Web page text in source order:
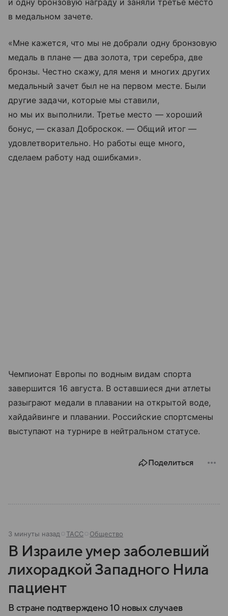
и одну бронзовую награду и заняли третье место
в медальном зачете.
«Мне кажется, что мы не добрали одну бронзовую
медаль в плане — два золота, три серебра, две
бронзы. Честно скажу, для меня и многих других
медальный зачет был не на первом месте. Были
другие задачи, которые мы ставили,
но мы их выполнили. Третье место — хороший
бонус, — сказал Доброскок. — Общий итог —
удовлетворительно. Но работы еще много,
сделаем работу над ошибками».
Чемпионат Европы по водным видам спорта
завершится 16 августа. В оставшиеся дни атлеты
разыграют медали в плавании на открытой воде,
хайдайвинге и плавании. Российские спортсмены
выступают на турнире в нейтральном статусе.
Поделиться
3 минуты назад ТАСС Общество
В Израиле умер заболевший
лихорадкой Западного Нила
пациент
В стране подтверждено 10 новых случаев